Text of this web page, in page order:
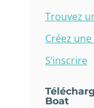
Trouvez
Créez
S’inscrire
Boat